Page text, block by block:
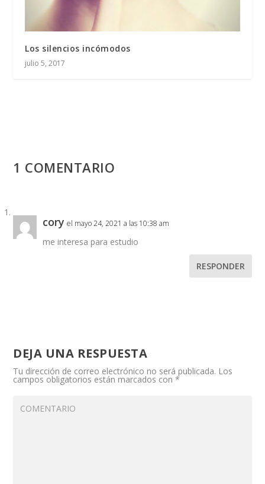
Los silencios incómodos
julio 5, 2017
1 COMENTARIO
cory el mayo 24, 2021 a las 10:38 am
me interesa para estudio
RESPONDER
DEJA UNA RESPUESTA
Tu dirección de correo electrónico no será publicada. Los
campos obligatorios están marcados con*